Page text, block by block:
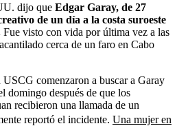
dijo que Edgar Garay, de 27
de un día a la costa suroeste
Fue visto con vida por última vez a las
cerca de un faro en Cabo
USCG comenzaron a buscar a Garay
domingo después de que los
recibieron una llamada de un
reportó el incidente. Una mujer en